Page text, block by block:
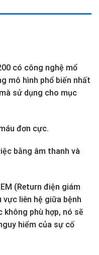
có công nghệ mổ
mô hình phổ biến nhất
sử dụng cho mục
đơn cực.
bằng âm thanh và
(Return điện giám
liên hệ giữa bệnh
phù hợp, nó sẽ
hiểm của sự cố